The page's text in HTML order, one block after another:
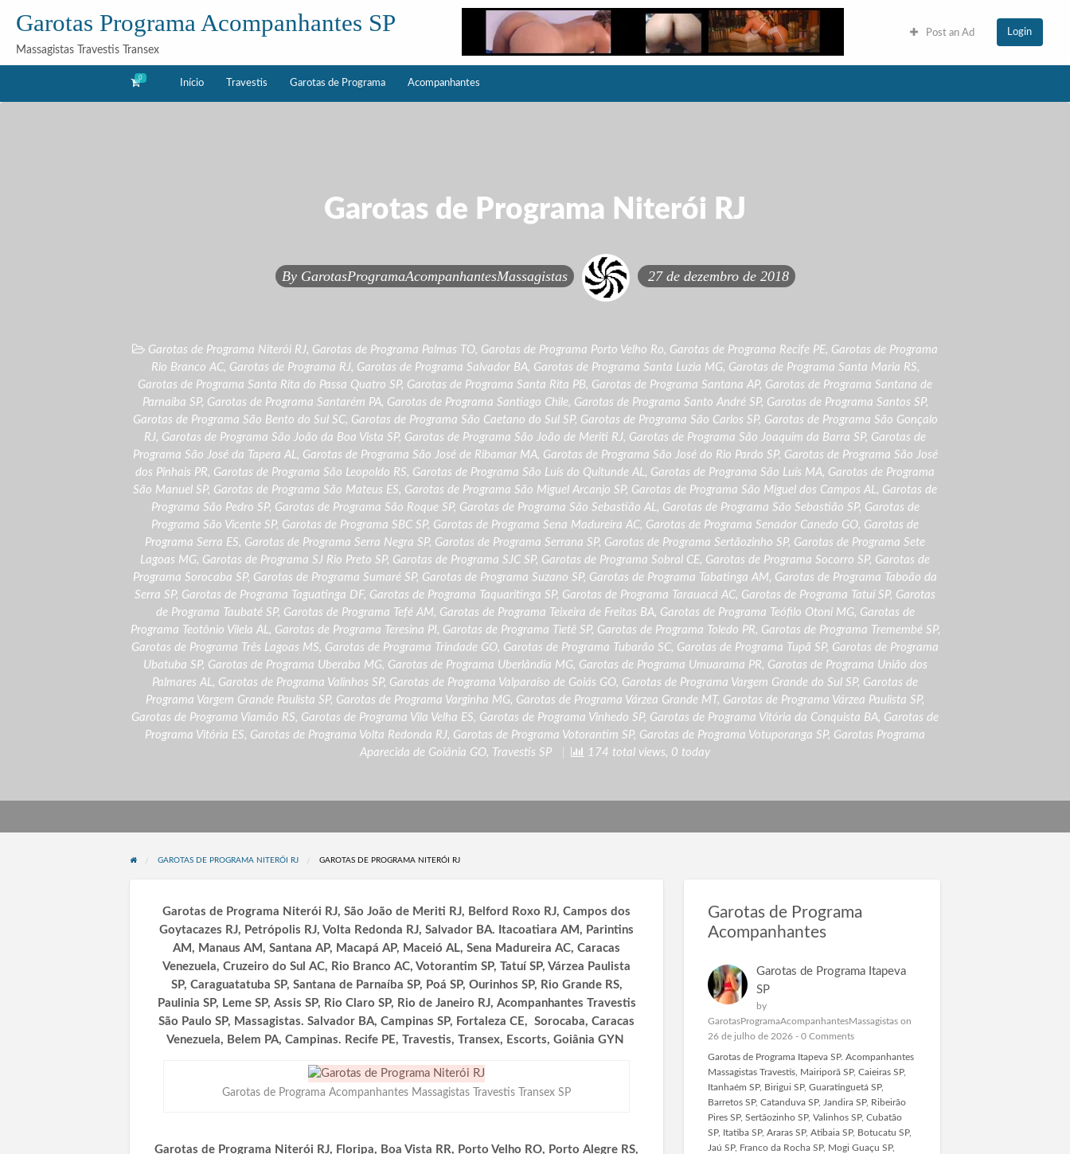
Acompanhantes
Garotas Programa Acompanhantes SP
Massagistas Travestis Transex
Post an Ad Login
0
Início Travestis Garotas de Programa Acompanhantes
Garotas de Programa Niterói RJ
By GarotasProgramaAcompanhantesMassagistas 27 de dezembro de 2018
Garotas de Programa Niterói RJ, Garotas de Programa Palmas TO, Garotas de Programa Porto Velho Ro, Garotas de Programa Recife PE, Garotas de Programa
Rio Branco AC, Garotas de Programa RJ, Garotas de Programa Salvador BA, Garotas de Programa Santa Luzia MG, Garotas de Programa Santa Maria RS,
Garotas de Programa Santa Rita do Passa Quatro SP, Garotas de Programa Santa Rita PB, Garotas de Programa Santana AP, Garotas de Programa Santana de
Parnaíba SP, Garotas de Programa Santarém PA, Garotas de Programa Santiago Chile, Garotas de Programa Santo André SP, Garotas de Programa Santos SP,
Garotas de Programa São Bento do Sul SC, Garotas de Programa São Caetano do Sul SP, Garotas de Programa São Carlos SP, Garotas de Programa São Gonçalo
RJ, Garotas de Programa São João da Boa Vista SP, Garotas de Programa São João de Meriti RJ, Garotas de Programa São Joaquim da Barra SP, Garotas de
Programa São José da Tapera AL , Garotas de Programa São José de Ribamar MA, Garotas de Programa São José do Rio Pardo SP, Garotas de Programa São José
dos Pinhais PR, Garotas de Programa São Leopoldo RS, Garotas de Programa São Luís do Quitunde AL , Garotas de Programa São Luís MA, Garotas de Programa
São Manuel SP, Garotas de Programa São Mateus ES, Garotas de Programa São Miguel Arcanjo SP, Garotas de Programa São Miguel dos Campos AL , Garotas de
Programa São Pedro SP, Garotas de Programa São Roque SP, Garotas de Programa São Sebastião AL , Garotas de Programa São Sebastião SP, Garotas de
Programa São Vicente SP, Garotas de Programa SBC SP, Garotas de Programa Sena Madureira AC, Garotas de Programa Senador Canedo GO, Garotas de
Programa Serra ES, Garotas de Programa Serra Negra SP, Garotas de Programa Serrana SP, Garotas de Programa Sertãozinho SP, Garotas de Programa Sete
Lagoas MG, Garotas de Programa SJ Rio Preto SP, Garotas de Programa SJC SP, Garotas de Programa Sobral CE, Garotas de Programa Socorro SP, Garotas de
Programa Sorocaba SP, Garotas de Programa Sumaré SP, Garotas de Programa Suzano SP, Garotas de Programa Tabatinga AM, Garotas de Programa Taboão da
Serra SP, Garotas de Programa Taguatinga DF, Garotas de Programa Taquaritinga SP, Garotas de Programa Tarauacá AC, Garotas de Programa Tatuí SP, Garotas
de Programa Taubaté SP, Garotas de Programa Tefé AM, Garotas de Programa Teixeira de Freitas BA, Garotas de Programa Teófilo Otoni MG, Garotas de
Programa Teotônio Vilela AL , Garotas de Programa Teresina PI, Garotas de Programa Tietê SP, Garotas de Programa Toledo PR, Garotas de Programa Tremembé SP,
Garotas de Programa Três Lagoas MS, Garotas de Programa Trindade GO, Garotas de Programa Tubarão SC, Garotas de Programa Tupã SP, Garotas de Programa
Ubatuba SP, Garotas de Programa Uberaba MG, Garotas de Programa Uberlândia MG, Garotas de Programa Umuarama PR, Garotas de Programa União dos
Palmares AL , Garotas de Programa Valinhos SP, Garotas de Programa Valparaíso de Goiás GO, Garotas de Programa Vargem Grande do Sul SP, Garotas de
Programa Vargem Grande Paulista SP, Garotas de Programa Varginha MG, Garotas de Programa Várzea Grande MT , Garotas de Programa Várzea Paulista SP,
Garotas de Programa Viamão RS, Garotas de Programa Vila Velha ES, Garotas de Programa Vinhedo SP, Garotas de Programa Vitória da Conquista BA, Garotas de
Programa Vitória ES, Garotas de Programa Volta Redonda RJ, Garotas de Programa Votorantim SP, Garotas de Programa Votuporanga SP, Garotas Programa
Aparecida de Goiânia GO, Travestis SP 174 total views, 0 today
GAROTAS DE PROGRAMA NITERÓI RJ GAROTAS DE PROGRAMA NITERÓI RJ
Garotas de Programa Niterói RJ, São João de Meriti RJ, Belford Roxo RJ, Campos dos
Goytacazes RJ, Petrópolis RJ, Volta Redonda RJ, Salvador BA. Itacoatiara AM, Parintins
AM, Manaus AM, Santana AP, Macapá AP, Maceió AL, Sena Madureira AC, Caracas
Venezuela, Cruzeiro do Sul AC, Rio Branco AC, Votorantim SP, Tatuí SP, Várzea Paulista
SP, Caraguatatuba SP, Santana de Parnaíba SP, Poá SP, Ourinhos SP, Rio Grande RS,
Paulinia SP, Leme SP, Assis SP, Rio Claro SP, Rio de Janeiro RJ, Acompanhantes Travestis
São Paulo SP, Massagistas. Salvador BA, Campinas SP, Fortaleza CE, Sorocaba, Caracas
Venezuela, Belem PA, Campinas. Recife PE, Travestis, Transex, Escorts, Goiânia GYN
Garotas de Programa Acompanhantes Massagistas Travestis Transex SP
Garotas de Programa Niterói RJ, Floripa, Boa Vista RR, Porto Velho RO, Porto Alegre RS,
Garotas de Programa
Acompanhantes
Garotas de Programa Itapeva
SP
by
GarotasProgramaAcompanhantesMassagistason
26 de julho de 2026 - 0 Comments
Garotas de Programa Itapeva SP. Acompanhantes
Massagistas Travestis, Mairiporã SP, Caieiras SP,
Itanhaém SP, Birigui SP, Guaratinguetá SP,
Barretos SP, Catanduva SP, Jandira SP, Ribeirão
Pires SP, Sertãozinho SP, Valinhos SP, Cubatão
SP, Itatiba SP, Araras SP, Atibaia SP, Botucatu SP,
Jaú SP, Franco da Rocha SP, Mogi Guaçu SP,